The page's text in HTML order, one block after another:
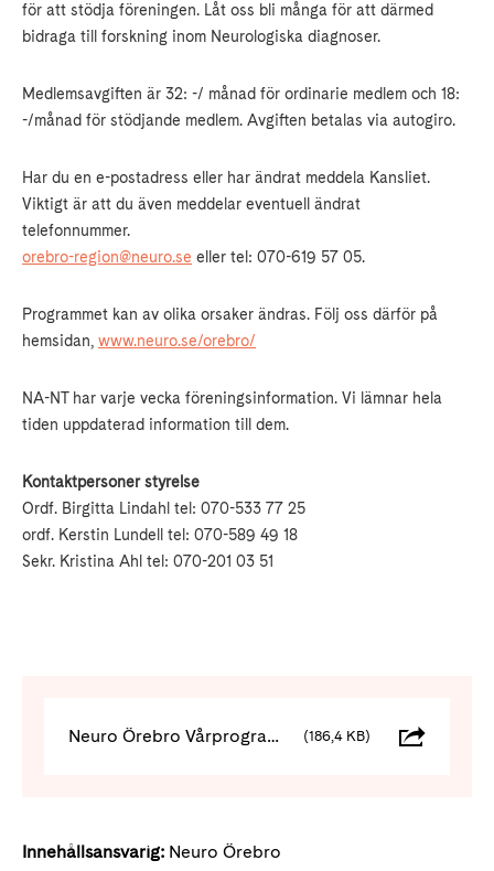
för att stödja föreningen. Låt oss bli många för att därmed
bidraga till forskning inom Neurologiska diagnoser.
Medlemsavgiften är 32: -/ månad för ordinarie medlem och 18:
-/månad för stödjande medlem. Avgiften betalas via autogiro.
Har du en e-postadress eller har ändrat meddela Kansliet.
Viktigt är att du även meddelar eventuell ändrat
telefonnummer.
orebro-region@neuro.se eller tel: 070-619 57 05.
Programmet kan av olika orsaker ändras. Följ oss därför på
hemsidan, www.neuro.se/orebro/
NA-NT har varje vecka föreningsinformation. Vi lämnar hela
tiden uppdaterad information till dem.
Kontaktpersoner styrelse
Ordf. Birgitta Lindahl tel: 070-533 77 25
ordf. Kerstin Lundell tel: 070-589 49 18
Sekr. Kristina Ahl tel: 070-201 03 51
Neuro Örebro Vårprogram 2025 (4) (186,4 KB)
Innehållsansvarig: Neuro Örebro